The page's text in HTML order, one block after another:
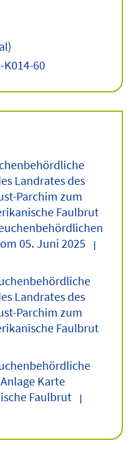
K014-60
Landrates des
Parchim zum
Faulbrut
05. Juni 2025
|
Landrates des
Parchim zum
Faulbrut
Karte
Faulbrut
|